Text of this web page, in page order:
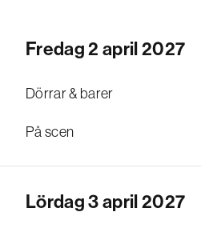
Fredag 2 april 2027
Dörrar & barer
På scen
Lördag 3 april 2027